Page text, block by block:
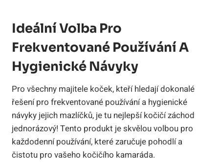
Ideální Volba Pro
Frekventované Používání A
Hygienické Návyky
Pro všechny majitele koček, kteří hledají dokonalé
řešení pro frekventované používání a hygienické
návyky jejich mazlíčků, je tu nejlepší kočičí záchod
jednorázový! Tento produkt je skvělou volbou pro
každodenní používání, které zaručuje pohodlí a
čistotu pro vašeho kočičího kamaráda.